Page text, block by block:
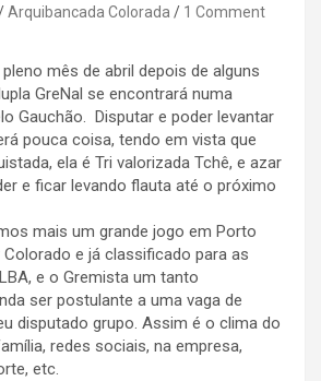
Arquibancada Colorada 1 Comment
mês de abril depois de alguns
GreNal se encontrará numa
Gauchão. Disputar e poder levantar
pouca coisa, tendo em vista que
ela é Tri valorizada Tchê, e azar
e ficar levando flauta até o próximo
mais um grande jogo em Porto
e já classificado para as
e o Gremista um tanto
ser postulante a uma vaga de
disputado grupo. Assim é o clima do
redes sociais, na empresa,
etc.